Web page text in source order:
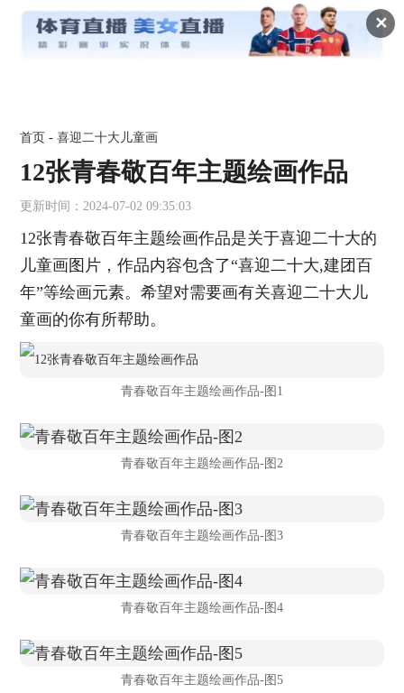
✕
首页 -喜迎二十大儿童画
12张青春敬百年主题绘画作品
更新时间：2024-07-02 09:35:03
12张青春敬百年主题绘画作品是关于喜迎二十大的
儿童画图片，作品内容包含了“喜迎二十大,建团百
年”等绘画元素。希望对需要画有关喜迎二十大儿
童画的你有所帮助。
青春敬百年主题绘画作品-图1
青春敬百年主题绘画作品-图2
青春敬百年主题绘画作品-图3
青春敬百年主题绘画作品-图4
青春敬百年主题绘画作品-图5